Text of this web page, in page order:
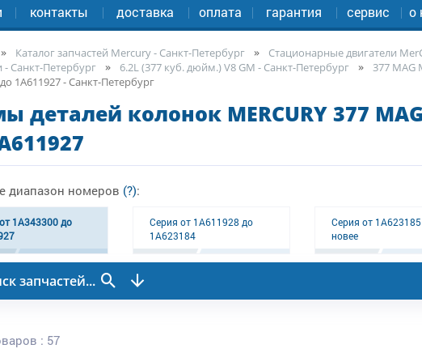
контакты доставка оплата гарантия сервис о
Каталог запчастей Mercury - Санкт-Петербург Стационарные двигатели
- Санкт-Петербург
6.2L (377 куб. дюйм.) V8 GM - Санкт-Петербург 377 MAG
1A611927 - Санкт-Петербург
деталей колонок MERCURY 377
диапазон номеров (?):
1A343300 до
Серия от 1A611928 до
1A623184
Серия от
новее
запчастей...
: 57